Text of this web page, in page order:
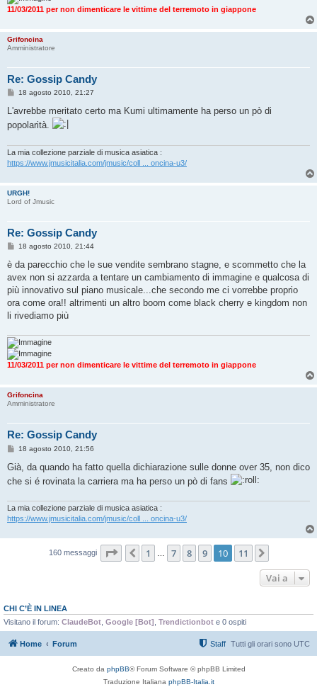
11/03/2011 per non dimenticare le vittime del terremoto in giappone
Grifoncina
Amministratore
Re: Gossip Candy
M
s
a
i
o
18 agosto 2010, 21:27
L'avrebbe meritato certo ma Kumi ultimamente ha perso un pò di
popolarità.
La mia collezione parziale di musica asiatica :
https://www.jmusicitalia.com/jmusic/coll ... oncina-u3/
URGH!
Lord of Jmusic
Re: Gossip Candy
M
s
a
g
i
o
18 agosto 2010, 21:44
è da parecchio che le sue vendite sembrano stagne, e scommetto che la
avex non si azzarda a tentare un cambiamento di immagine e qualcosa di
più innovativo sul piano musicale...che secondo me ci vorrebbe proprio
ora come ora!! altrimenti un altro boom come black cherry e kingdom non
li rivediamo più
11/03/2011 per non dimenticare le vittime del terremoto in giappone
Grifoncina
Amministratore
Re: Gossip Candy
M
s
a
i
o
18 agosto 2010, 21:56
Già, da quando ha fatto quella dichiarazione sulle donne over 35, non dico
che si é rovinata la carriera ma ha perso un pò di fans
La mia collezione parziale di musica asiatica :
https://www.jmusicitalia.com/jmusic/coll ... oncina-u3/
160 messaggi Pagina 10di11
Precedente
1 … 7 8 9 10 11
Vai a
CHI C’È IN LINEA
Visitano il forum: ClaudeBot, Google [Bot] , Trendictionbot e 0 ospiti
Home Forum Tutti gli orari sono UTC
Staff
Creato da phpBB® Forum Software © phpBB Limited
Traduzione Italiana phpBB-Italia.it